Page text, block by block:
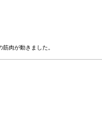
肉が動きました。